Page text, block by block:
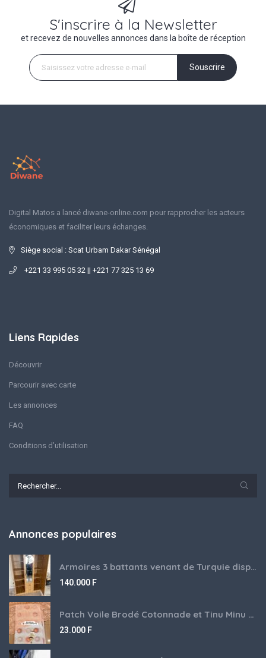
S'inscrire à la Newsletter
et recevez de nouvelles annonces dans la boîte de réception
Souscrire
Digital Matos a lancé diwane-online.com pour rapprocher les acteurs
économiques et faciliter leurs échanges.
Siège social : Scat Urbam Dakar Sénégal
+221 33 995 05 32 || +221 77 325 13 69
Liens Rapides
Découvrir
Parcourir avec carte
Les annonces
FAQ
Conditions d’utilisation
Annonces populaires
Armoires 3 battants venant de Turquie disponibles
140.000 F
Patch Voile Brodé Cotonnade et Tinu Minu de l’Inde ???????? ????
23.000 F